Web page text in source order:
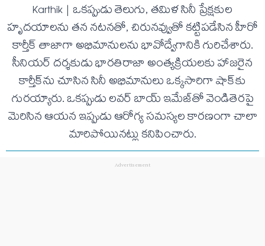
Karthik | ఒకప్పుడు తెలుగు, తమిళ సినీ ప్రేక్షకుల
హృదయాలను తన నటనతో, చిరునవ్వుతో కట్టిపడేసిన హీరో
కార్తీక్ తాజాగా అభిమానులను భావోద్వేగానికి గురిచేశారు.
సీనియర్ దర్శకుడు భారతిరాజా అంత్యక్రియలకు హాజరైన
కార్తీక్‌ను చూసిన సినీ అభిమానులు ఒక్కసారిగా షాక్‌కు
గురయ్యారు. ఒకప్పుడు లవర్ బాయ్ ఇమేజ్‌తో వెండితెరపై
మెరిసిన ఆయన ఇప్పుడు ఆరోగ్య సమస్యల కారణంగా చాలా
మారిపోయినట్లు కనిపించారు.